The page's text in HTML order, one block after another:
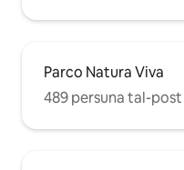
Parco Natura Viva
489 persuna tal-